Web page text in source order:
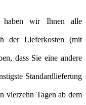
haben wir Ihnen alle
der Lieferkosten (mit
dass Sie eine andere
Standardlieferung
vierzehn Tagen ab dem